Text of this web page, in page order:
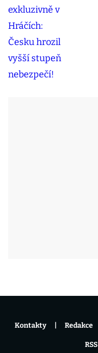
Kontakty Redakce
RSS